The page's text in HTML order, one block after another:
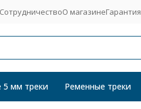
О магазинеГарантия
5 мм треки Ременные треки